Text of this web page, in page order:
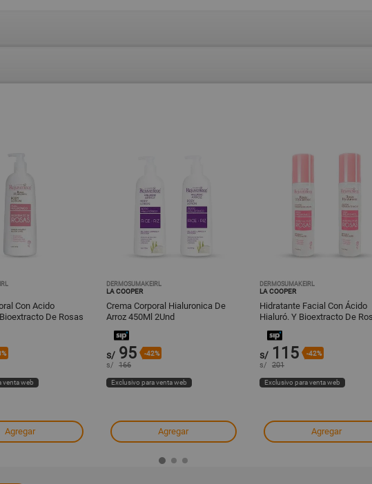
Con Acido
De Rosas
venta web
Agregar
DERMOSUMAKEIRL
LA COOPER
Crema Corporal Hialuronica De
Arroz 450Ml 2Und
s/ 95 -42%
s/ 166
Exclusivo para venta web
Agregar
DERMOSUMAKEIRL
LA COOPER
Hidratante Facial Con Ácido
Hialuró. Y Bioextracto De
s/ 115 -42%
s/ 201
Exclusivo para venta web
Agregar